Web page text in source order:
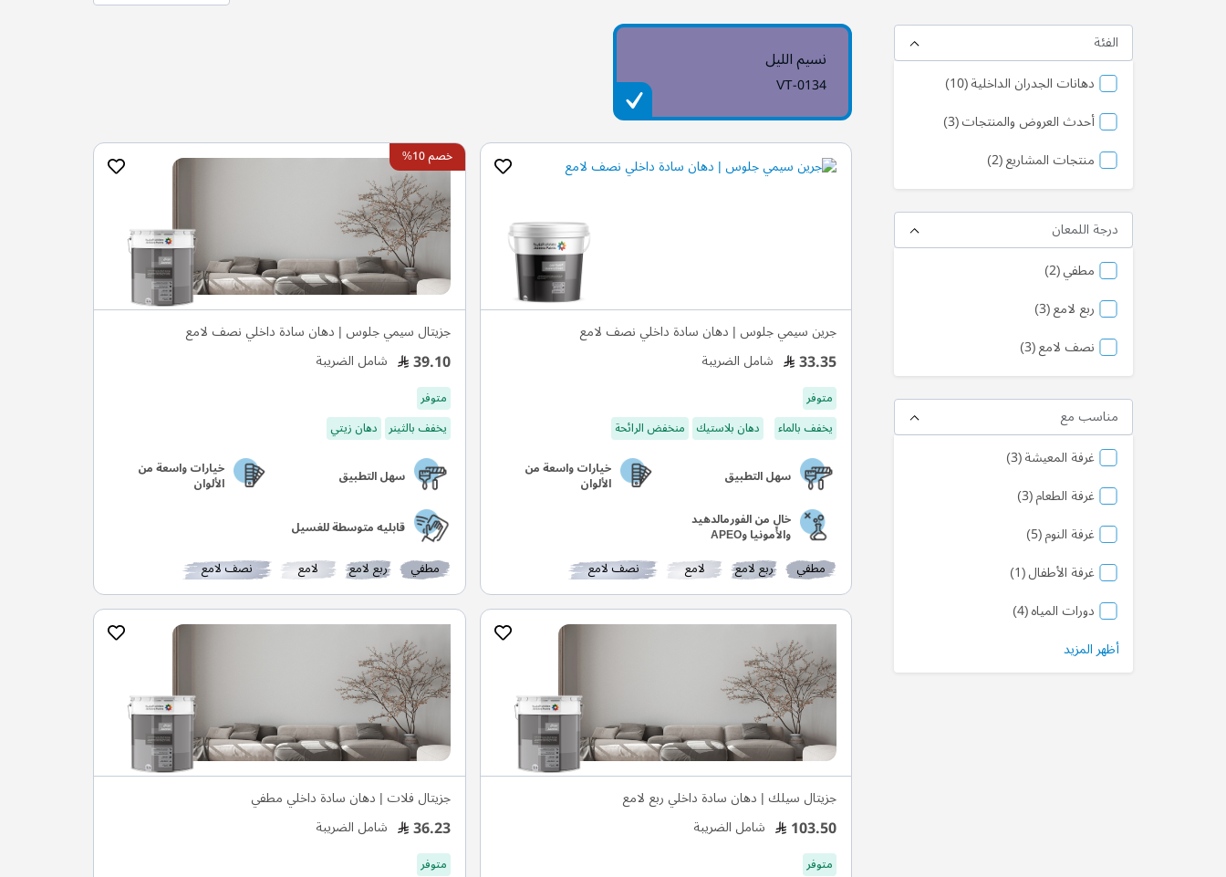
نسيم الليل
VT-0134
جرين سيمي جلوس | دهان سادة داخلي نصف لامع
33.35 شامل الضريبة
متوفر
يخفف بالماء
دهان بلاستيك منخفض الرائحة
سهل التطبيق خيارات واسعة من
الألوان
خالٍ من الفورمالدهيد
والأمونيا وAPEO
مطفي ربع لامع لامع نصف لامع
خصم 10%
جزيتال سيمي جلوس | دهان سادة داخلي نصف لامع
39.10 شامل الضريبة
متوفر
يخفف بالثينر دهان زيتي
سهل التطبيق خيارات واسعة من
الألوان
قابليه متوسطة للغسيل
مطفي ربع لامع لامع نصف لامع
جزيتال سيلك | دهان سادة داخلي ربع لامع
103.50 شامل الضريبة
متوفر
جزيتال فلات | دهان سادة داخلي مطفي
36.23 شامل الضريبة
متوفر
الفئة
دهانات الجدران الداخلية 10منتج
أحدث العروض والمنتجات 3منتج
منتجات المشاريع 2منتج
درجة اللمعان
مطفي 2منتج
ربع لامع 3منتج
نصف لامع 3منتج
مناسب مع
غرفة المعيشة 3منتج
غرفة الطعام 3منتج
غرفة النوم 5منتج
غرفة الأطفال 1منتج
دورات المياه 4منتج
أظهر المزيد